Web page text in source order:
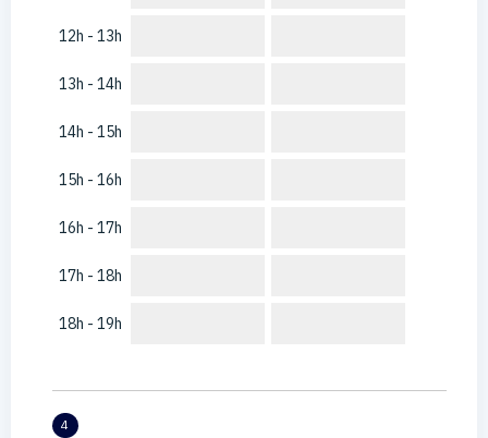
12h - 13h
13h - 14h
14h - 15h
15h - 16h
16h - 17h
17h - 18h
18h - 19h
4